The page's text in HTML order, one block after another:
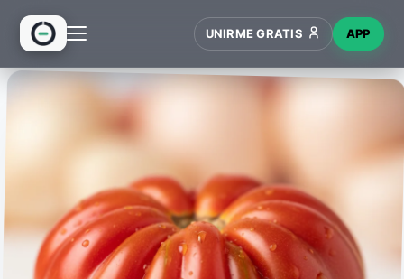
RECETAS
HUB
WIKI
NUEVO
UNIRME GRATIS APP